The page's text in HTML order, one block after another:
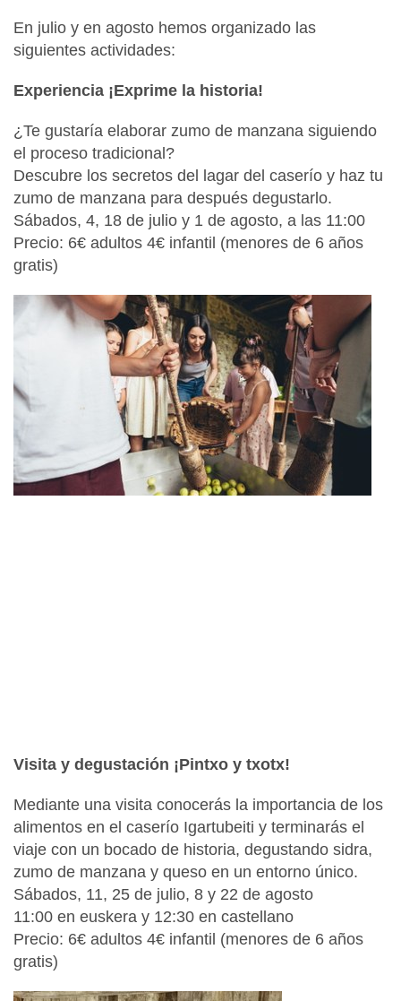
En julio y en agosto hemos organizado las
siguientes actividades:
Experiencia ¡Exprime la historia!
¿Te gustaría elaborar zumo de manzana siguiendo
el proceso tradicional?
Descubre los secretos del lagar del caserío y haz tu
zumo de manzana para después degustarlo.
Sábados, 4, 18 de julio y 1 de agosto, a las 11:00
Precio: 6€ adultos 4€ infantil (menores de 6 años
gratis)
Visita y degustación ¡Pintxo y txotx!
Mediante una visita conocerás la importancia de los
alimentos en el caserío Igartubeiti y terminarás el
viaje con un bocado de historia, degustando sidra,
zumo de manzana y queso en un entorno único.
Sábados, 11, 25 de julio, 8 y 22 de agosto
11:00 en euskera y 12:30 en castellano
Precio: 6€ adultos 4€ infantil (menores de 6 años
gratis)